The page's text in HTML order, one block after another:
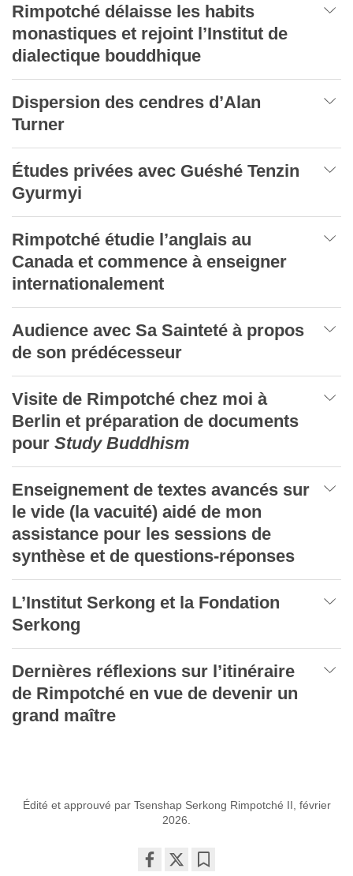
Rimpotché délaisse les habits
monastiques et rejoint l’Institut de
dialectique bouddhique
Dispersion des cendres d’Alan
Turner
Études privées avec Guéshé Tenzin
Gyurmyi
Rimpotché étudie l’anglais au
Canada et commence à enseigner
internationalement
Audience avec Sa Sainteté à propos
de son prédécesseur
Visite de Rimpotché chez moi à
Berlin et préparation de documents
pour Study Buddhism
Enseignement de textes avancés sur
le vide (la vacuité) aidé de mon
assistance pour les sessions de
synthèse et de questions-réponses
L’Institut Serkong et la Fondation
Serkong
Dernières réflexions sur l’itinéraire
de Rimpotché en vue de devenir un
grand maître
Édité et approuvé par Tsenshap Serkong Rimpotché II, février
2026.